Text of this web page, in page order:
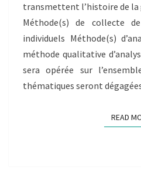
transmettent l’histoire de la
Méthode(s) de collecte
individuels Méthode(s)
méthode qualitative
sera opérée sur
thématiques seront
READ